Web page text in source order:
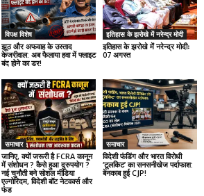
विपक्ष विशेष
झूठ और अफवाह के उस्ताद
केजरीवाल: अब फैलाया हवा में फ्लाइट
बंद होने का डर!
इतिहास के झरोखे में नरेन्द्र मोदी
इतिहास के झरोखे में नरेन्द्र मोदीः
07 अगस्त
समाचार
जानिए, क्यों जरूरी है FCRA कानून
में संशोधन ? कैसे हुआ दुरुपयोग ?
नई चुनौती बने सोशल मीडिया
एल्गोरिदम, विदेशी बॉट नेटवर्क्स और
फंड
समाचार
विदेशी फंडिंग और भारत विरोधी
‘टूलकिट’ का सनसनीखेज पर्दाफाश:
बेनकाब हुई CJP!